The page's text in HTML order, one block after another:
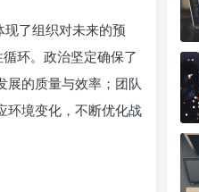
现了组织对未来的预
环。政治坚定确保了
展的质量与效率；团队
环境变化，不断优化战